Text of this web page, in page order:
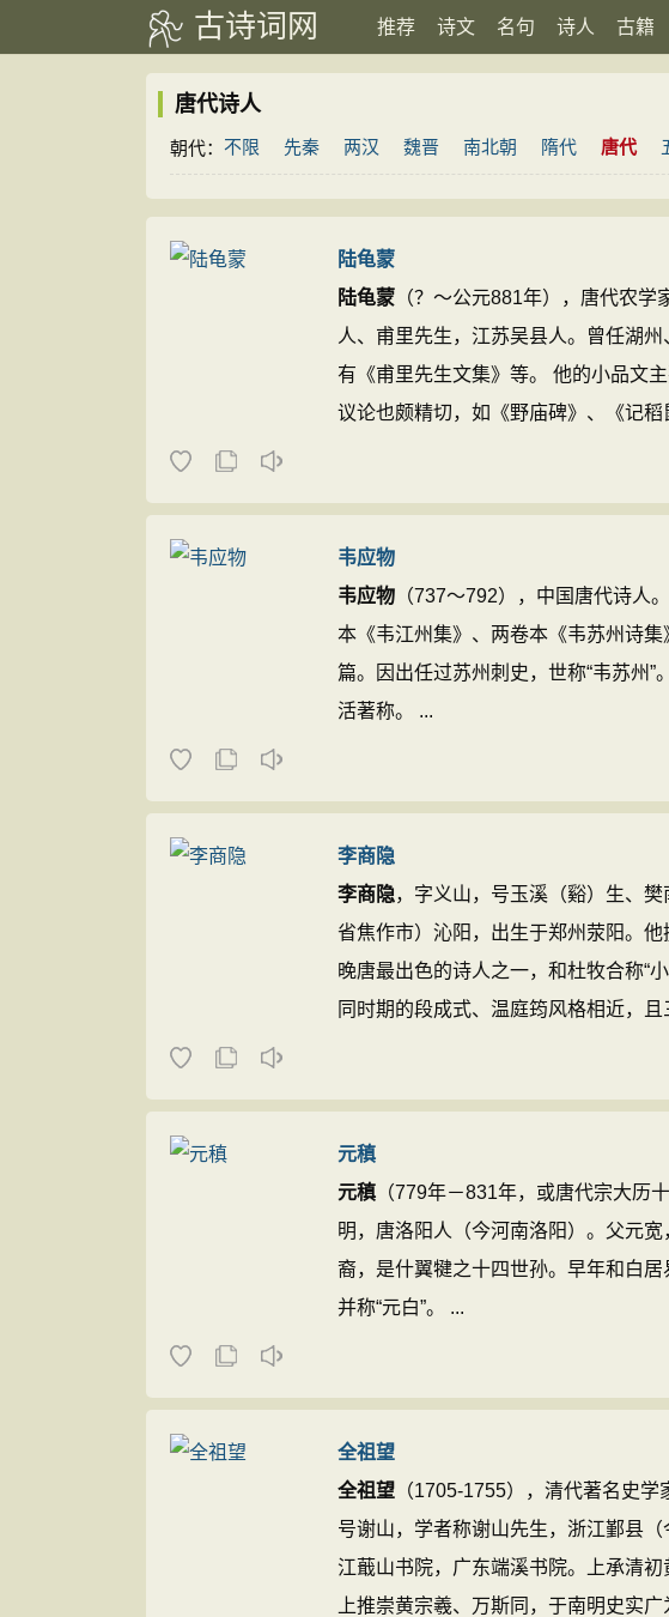
古诗词网 推荐 诗文 名句 诗人 古籍
唐代诗人
朝代： 不限 先秦 两汉 魏晋 南北朝 隋代 唐代
陆龟蒙
陆龟蒙 （？～公元881年），唐代农
人、甫里先生，江苏吴县人。曾任湖
有《甫里先生文集》等。 他的小品文
议论也颇精切，如《野庙碑》、《记稻
韦应物
韦应物 （737～792），中国唐代诗人
本《韦江州集》、两卷本《韦苏州诗
篇。因出任过苏州刺史，世称“韦苏州
活著称。 ...
李商隐
李商隐，字义山，号玉溪（谿）生、
省焦作市）沁阳，出生于郑州荥阳。
晚唐最出色的诗人之一，和杜牧合称“
同时期的段成式、温庭筠风格相近，
十六体”。其诗构思新奇，风格秾丽，
于家乡沁阳（今河南焦作市沁阳与博爱
集》。 ...
元稹
元稹 （779年－831年，或唐代宗大历
明，唐洛阳人（今河南洛阳）。父元
裔，是什翼犍之十四世孙。早年和白居
并称“元白”。 ...
全祖望
全祖望 （1705-1755），清代著名史
号谢山，学者称谢山先生，浙江鄞县
江蕺山书院，广东端溪书院。上承清
上推崇黄宗羲、万斯同，于南明史实